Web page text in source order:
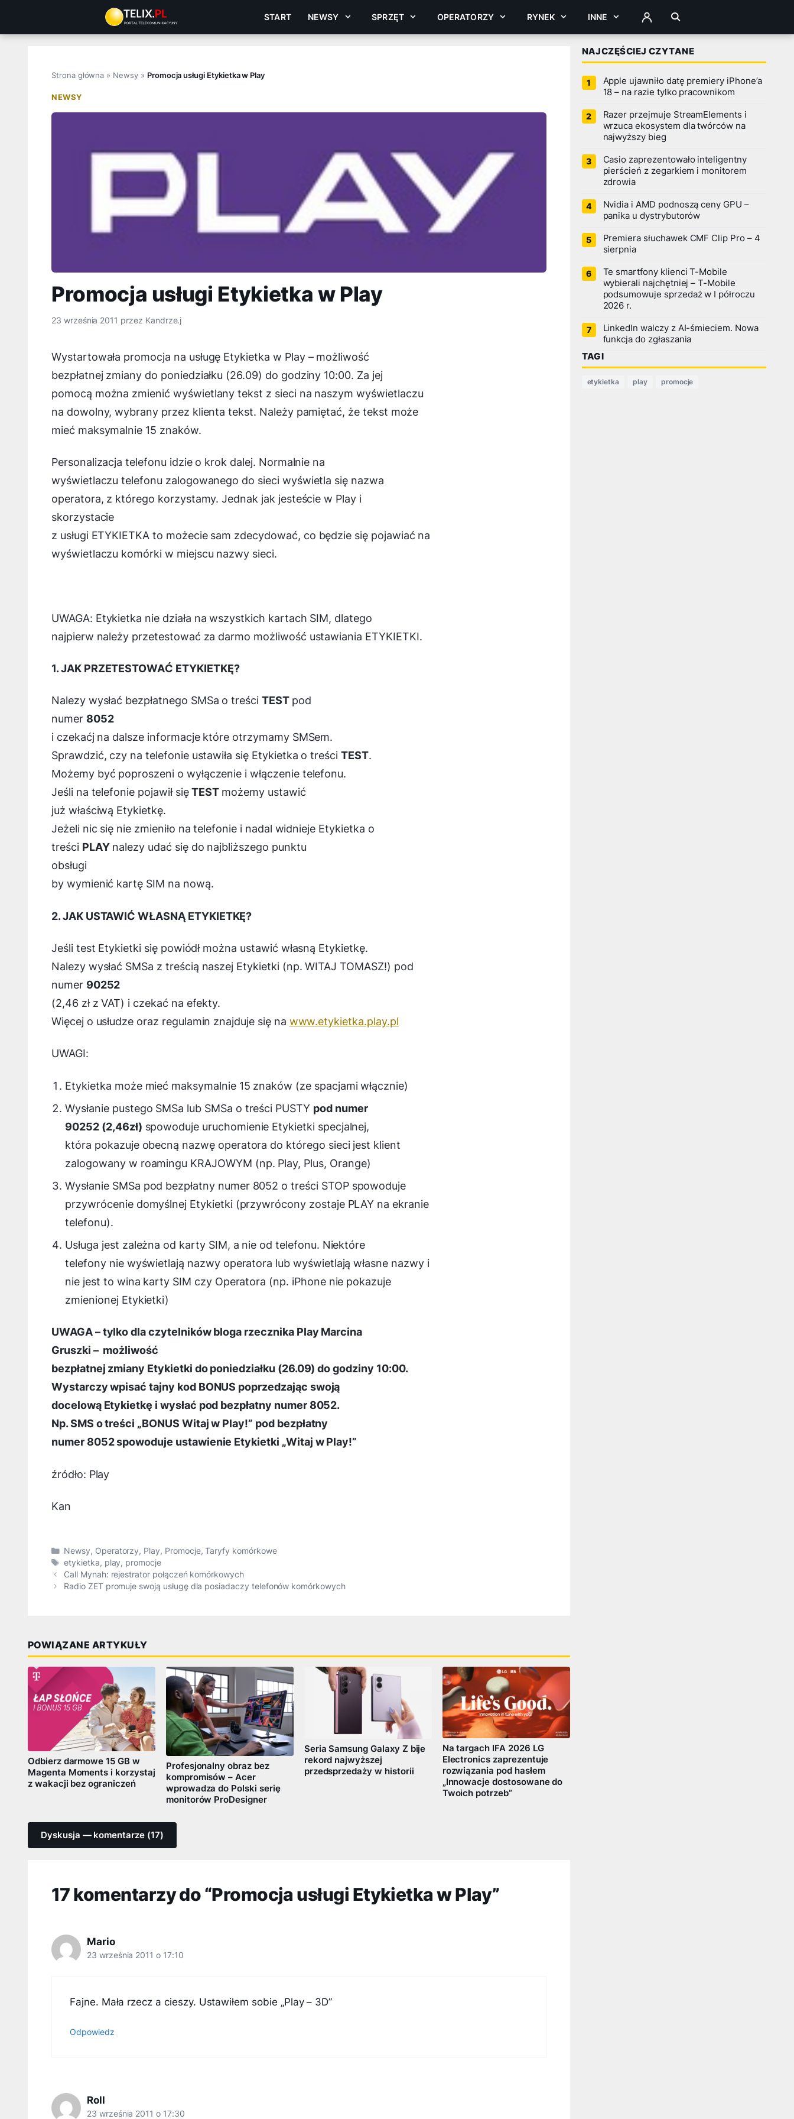
treści
START NEWSY SPRZĘT OPERATORZY RYNEK INNE ZALOGUJ
Strona główna » Newsy» Promocja usługi Etykietka w Play
NEWSY
Promocja usługi Etykietka w Play
23 września 2011 przez Kandrze.j
Wystartowała promocja na usługę Etykietka w Play – możliwość
bezpłatnej zmiany do poniedziałku (26.09) do godziny 10:00. Za jej
pomocą można zmienić wyświetlany tekst z sieci na naszym wyświetlaczu
na dowolny, wybrany przez klienta tekst. Należy pamiętać, że tekst może
mieć maksymalnie 15 znaków.
Personalizacja telefonu idzie o krok dalej. Normalnie na
wyświetlaczu telefonu zalogowanego do sieci wyświetla się nazwa
operatora, z którego korzystamy. Jednak jak jesteście w Play i
skorzystacie
z usługi ETYKIETKA to możecie sam zdecydować, co będzie się pojawiać na
wyświetlaczu komórki w miejscu nazwy sieci.
UWAGA: Etykietka nie działa na wszystkich kartach SIM, dlatego
najpierw należy przetestować za darmo możliwość ustawiania ETYKIETKI.
1.JAK PRZETESTOWAĆ ETYKIETKĘ?
Nalezy wysłać bezpłatnego SMSa o treści TEST pod
numer 8052
i czekaćj na dalsze informacje które otrzymamy SMSem.
Sprawdzić, czy na telefonie ustawiła się Etykietka o treści TEST.
Możemy być poproszeni o wyłączenie i włączenie telefonu.
Jeśli na telefonie pojawił sięTEST możemy ustawić
już właściwą Etykietkę.
Jeżeli nic się nie zmieniło na telefonie i nadal widnieje Etykietka o
treści PLAYnalezy udać się do najbliższego punktu
obsługi
by wymienić kartę SIM na nową.
2. JAK USTAWIĆ WŁASNĄ ETYKIETKĘ?
Jeśli test Etykietki się powiódł można ustawić własną Etykietkę.
Nalezy wysłać SMSa z treścią naszej Etykietki (np. WITAJ TOMASZ!) pod
numer 90252
(2,46 zł z VAT) i czekać na efekty.
Więcej o usłudze oraz regulamin znajduje się na www.etykietka.play.pl
UWAGI:
Etykietka może mieć maksymalnie 15 znaków (ze spacjami włącznie)
Wysłanie pustego SMSa lub SMSa o treści PUSTY pod numer
90252 (2,46zł) spowoduje uruchomienie Etykietki specjalnej,
która pokazuje obecną nazwę operatora do którego sieci jest klient
zalogowany w roamingu KRAJOWYM (np. Play, Plus, Orange)
Wysłanie SMSa pod bezpłatny numer 8052 o treści STOP spowoduje
przywrócenie domyślnej Etykietki (przywrócony zostaje PLAY na ekranie
telefonu).
Usługa jest zależna od karty SIM, a nie od telefonu. Niektóre
telefony nie wyświetlają nazwy operatora lub wyświetlają własne nazwy i
nie jest to wina karty SIM czy Operatora (np. iPhone nie pokazuje
zmienionej Etykietki)
UWAGA – tylko dla czytelników bloga rzecznika Play Marcina
Gruszki – możliwość
bezpłatnej zmiany Etykietki do poniedziałku (26.09) do godziny 10:00.
Wystarczy wpisać tajny kod BONUS poprzedzając swoją
docelową Etykietkę i wysłać pod bezpłatny numer 8052.
Np. SMS o treści „BONUS Witaj w Play!” pod bezpłatny
numer 8052 spowoduje ustawienie Etykietki „Witaj w Play!”
źródło: Play
Kan
Kategorie
Newsy, Operatorzy, Play, Promocje,Taryfy komórkowe
Tagi
etykietka, play, promocje
Call Mynah: rejestrator połączeń komórkowych
Radio ZET promuje swoją usługę dla posiadaczy telefonów komórkowych
POWIĄZANE ARTYKUŁY
Odbierz darmowe 15 GB w
Magenta Moments i korzystaj
z wakacji bez ograniczeń
Profesjonalny obraz bez
kompromisów – Acer
wprowadza do Polski serię
monitorów ProDesigner
Seria Samsung Galaxy Z bije
rekord najwyższej
przedsprzedaży w historii
Na targach IFA 2026 LG
Electronics zaprezentuje
rozwiązania pod hasłem
„Innowacje dostosowane do
Twoich potrzeb”
Dyskusja — komentarze (17)
17 komentarzy do “Promocja usługi Etykietka w Play”
Mario
23 września 2011 o 17:10
Fajne. Mała rzecz a cieszy. Ustawiłem sobie „Play – 3D”
Odpowiedz
Roll
23 września 2011 o 17:30
NAJCZĘŚCIEJ CZYTANE
Apple ujawniło datę premiery iPhone’a
18 – na razie tylko pracownikom
Razer przejmuje StreamElements i
wrzuca ekosystem dla twórców na
najwyższy bieg
Casio zaprezentowało inteligentny
pierścień z zegarkiem i monitorem
zdrowia
Nvidia i AMD podnoszą ceny GPU –
panika u dystrybutorów
Premiera słuchawek CMF Clip Pro – 4
sierpnia
Te smartfony klienci T-Mobile
wybierali najchętniej – T-Mobile
podsumowuje sprzedaż w I półroczu
2026 r.
LinkedIn walczy z AI-śmieciem. Nowa
funkcja do zgłaszania
TAGI
etykietka play promocje